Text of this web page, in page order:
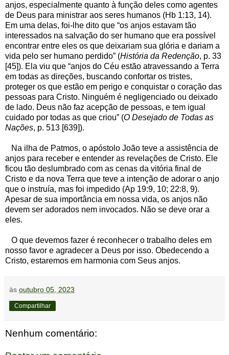
anjos, especialmente quanto à função deles como agentes
de Deus para ministrar aos seres humanos (Hb 1:13, 14).
Em uma delas, foi-lhe dito que “os anjos estavam tão
interessados na salvação do ser humano que era possível
encontrar entre eles os que deixariam sua glória e dariam a
vida pelo ser humano perdido” (História da Redenção, p. 33
[45]). Ela viu que “anjos do Céu estão atravessando a Terra
em todas as direções, buscando confortar os tristes,
proteger os que estão em perigo e conquistar o coração das
pessoas para Cristo. Ninguém é negligenciado ou deixado
de lado. Deus não faz acepção de pessoas, e tem igual
cuidado por todas as que criou” (O Desejado de Todas as
Nações, p. 513 [639]).
Na ilha de Patmos, o apóstolo João teve a assistência de
anjos para receber e entender as revelações de Cristo. Ele
ficou tão deslumbrado com as cenas da vitória final de
Cristo e da nova Terra que teve a intenção de adorar o anjo
que o instruía, mas foi impedido (Ap 19:9, 10; 22:8, 9).
Apesar de sua importância em nossa vida, os anjos não
devem ser adorados nem invocados. Não se deve orar a
eles.
O que devemos fazer é reconhecer o trabalho deles em
nosso favor e agradecer a Deus por isso. Obedecendo a
Cristo, estaremos em harmonia com Seus anjos.
às outubro 05, 2023
Compartilhar
Nenhum comentário: